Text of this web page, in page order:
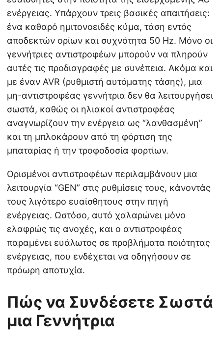
ενέργειας. Υπάρχουν τρεις βασικές απαιτήσεις:
ένα καθαρό ημιτονοειδές κύμα, τάση εντός
αποδεκτών ορίων και συχνότητα 50 Hz. Μόνο οι
γεννήτριες αντιστροφέων μπορούν να πληρούν
αυτές τις προδιαγραφές με συνέπεια. Ακόμα και
με έναν AVR (ρυθμιστή αυτόματης τάσης), μια
μη-αντιστροφέας γεννήτρια δεν θα λειτουργήσει
σωστά, καθώς οι ηλιακοί αντιστροφέας
αναγνωρίζουν την ενέργεια ως “λανθασμένη”
και τη μπλοκάρουν από τη φόρτιση της
μπαταρίας ή την τροφοδοσία φορτίων.
Ορισμένοι αντιστροφέων περιλαμβάνουν μια
λειτουργία “GEN” στις ρυθμίσεις τους, κάνοντάς
τους λιγότερο ευαίσθητους στην πηγή
ενέργειας. Ωστόσο, αυτό χαλαρώνει μόνο
ελαφρώς τις ανοχές, και ο αντιστροφέας
παραμένει ευάλωτος σε προβλήματα ποιότητας
ενέργειας, που ενδέχεται να οδηγήσουν σε
πρόωρη αποτυχία.
Πώς να Συνδέσετε Σωστά
μια Γεννήτρια